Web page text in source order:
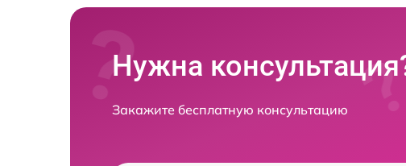
Нужна
Закажите бесплатную консультацию